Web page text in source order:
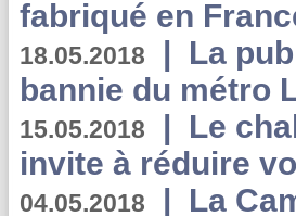
fabriqué en
18.05.2018 | La
bannie du métro
15.05.2018 | Le
invite à réduire
04.05.2018 | La